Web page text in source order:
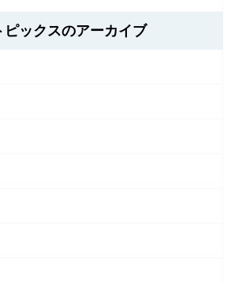
ピックスのアーカイブ